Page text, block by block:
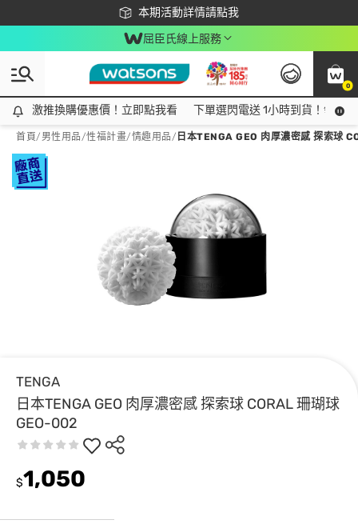
本期活動詳情請點我
下載app最高回饋$350
屈臣氏線上服務
0
激推換購優惠價！立即點我看
激推換購優惠價！立即點我看 下單選閃電送 1小時到貨！領神
首頁/ 男性用品/性福計畫/情趣用品/ 日本TENGA GEO 肉厚濃密感 探索球
TENGA
日本TENGA GEO 肉厚濃密感 探索球 CORAL 珊瑚球
GEO-002
$1,050